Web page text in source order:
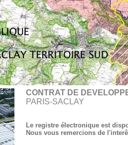
CONTRAT DE
PARIS-SACLAY
Le registre électronique est
Nous vous remercions de